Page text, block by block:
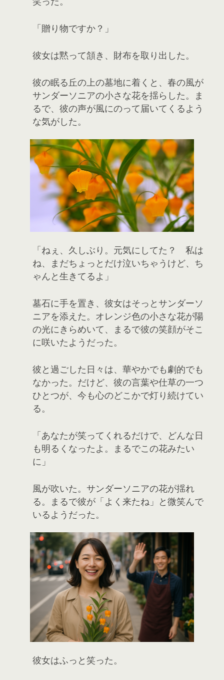
「贈り物ですか？」
彼女は黙って頷き、財布を取り出した。
彼の眠る丘の上の墓地に着くと、春の風が
サンダーソニアの小さな花を揺らした。ま
るで、彼の声が風にのって届いてくるよう
な気がした。
「ねぇ、久しぶり。元気にしてた？ 私は
ね、まだちょっとだけ泣いちゃうけど、ち
ゃんと生きてるよ」
墓石に手を置き、彼女はそっとサンダーソ
ニアを添えた。オレンジ色の小さな花が陽
の光にきらめいて、まるで彼の笑顔がそこ
に咲いたようだった。
彼と過ごした日々は、華やかでも劇的でも
なかった。だけど、彼の言葉や仕草の一つ
ひとつが、今も心のどこかで灯り続けてい
る。
「あなたが笑ってくれるだけで、どんな日
も明るくなったよ。まるでこの花みたい
に」
風が吹いた。サンダーソニアの花が揺れ
る。まるで彼が「よく来たね」と微笑んで
いるようだった。
彼女はふっと笑った。